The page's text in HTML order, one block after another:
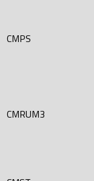
CMPS
CMRUM3